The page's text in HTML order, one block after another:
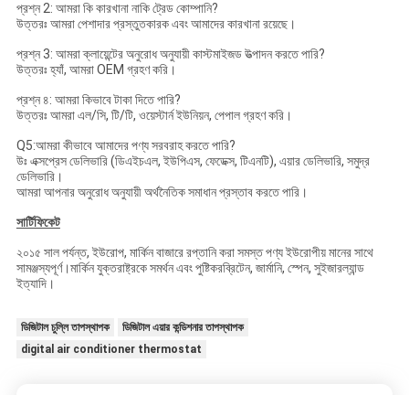
প্রশ্ন 2: আমরা কি কারখানা নাকি ট্রেড কোম্পানি?
উত্তরঃ আমরা পেশাদার প্রস্তুতকারক এবং আমাদের কারখানা রয়েছে।
প্রশ্ন 3: আমরা ক্লায়েন্টের অনুরোধ অনুযায়ী কাস্টমাইজড উত্পাদন করতে পারি?
উত্তরঃ হ্যাঁ, আমরা OEM গ্রহণ করি।
প্রশ্ন ৪: আমরা কিভাবে টাকা দিতে পারি?
উত্তরঃ আমরা এল/সি, টি/টি, ওয়েস্টার্ন ইউনিয়ন, পেপাল গ্রহণ করি।
Q5:আমরা কীভাবে আমাদের পণ্য সরবরাহ করতে পারি?
উঃ এক্সপ্রেস ডেলিভারি (ডিএইচএল, ইউপিএস, ফেডেক্স, টিএনটি), এয়ার ডেলিভারি, সমুদ্র
ডেলিভারি।
আমরা আপনার অনুরোধ অনুযায়ী অর্থনৈতিক সমাধান প্রস্তাব করতে পারি।
সার্টিফিকেট
২০১৫ সাল পর্যন্ত, ইউরোপ, মার্কিন বাজারে রপ্তানি করা সমস্ত পণ্য ইউরোপীয় মানের সাথে
সামঞ্জস্যপূর্ণ।মার্কিন যুক্তরাষ্ট্রকে সমর্থন এবং পুষ্টিকরব্রিটেন, জার্মানি, স্পেন, সুইজারল্যান্ড
ইত্যাদি।
ডিজিটাল চুল্লি তাপস্থাপক
ডিজিটাল এয়ার কন্ডিশনার তাপস্থাপক
digital air conditioner thermostat